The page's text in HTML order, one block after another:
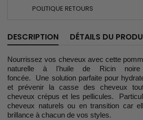
POLITIQUE RETOURS
DESCRIPTION DÉTAILS DU
Nourrissez vos cheveux avec cette
naturelle à l'huile de Ricin noire
foncée. Une solution parfaite pour
et prévenir la casse des cheveux
cheveux crépus et les pellicules.
cheveux naturels ou en transition car
brillance à chacun de vos styles.